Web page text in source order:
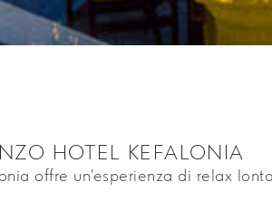
HOTEL KEFALONIA
offre un’esperienza di relax